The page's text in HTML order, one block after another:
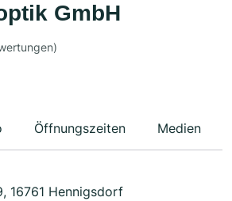
GmbH
Öffnungszeiten Medien
16761 Hennigsdorf